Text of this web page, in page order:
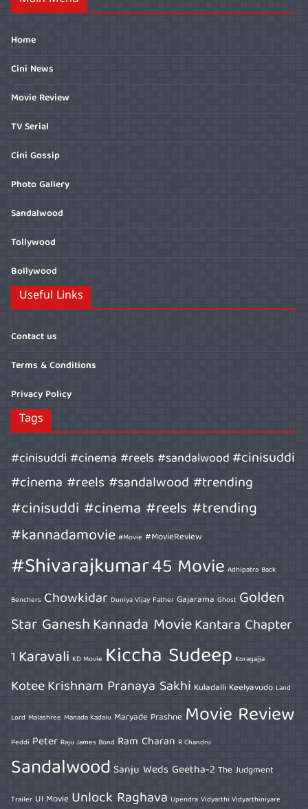
Home
Cini News
Movie Review
TV Serial
Cini Gossip
Photo Gallery
Sandalwood
Tollywood
Bollywood
Useful Links
Contact us
Terms & Conditions
Privacy Policy
Tags
#cinisuddi #cinema #reels #sandalwood#cinisuddi
#cinema #reels #sandalwood #trending
#cinisuddi #cinema #reels #trending
#kannadamovie #Movie #MovieReview
#Shivarajkumar45 Movie Adhipatra Back
Benchers Chowkidar Duniya Vijay Father Gajarama Ghost Golden
Star GaneshKannada MovieKantara Chapter
1 Karavali KD Movie Kiccha Sudeep Koragajja
KoteeKrishnam Pranaya Sakhi Kuladalli Keelyavudo Land
Lord Malashree Manada Kadalu Maryade Prashne Movie Review
Peddi Peter Raju James Bond Ram Charan R Chandru
Sandalwood Sanju Weds Geetha-2 The Judgment
Trailer UI Movie Unlock Raghava Upendra Vidyarthi Vidyarthiniyare